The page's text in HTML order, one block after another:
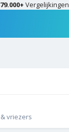
Vergelijkingen
vriezers